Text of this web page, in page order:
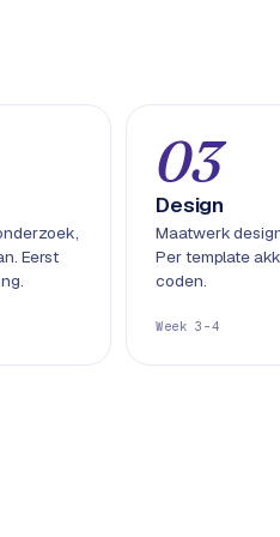
Eerst
03
Design
Maatwerk
Per template
coden.
Week 3-4